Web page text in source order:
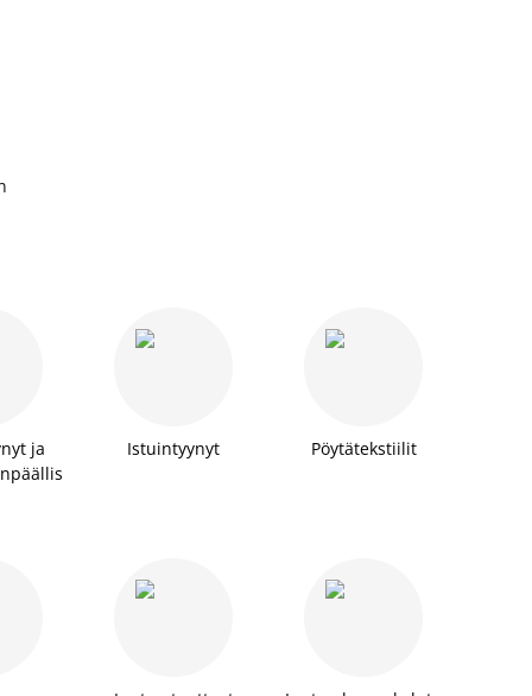
ja
Istuintyynyt Pöytätekstiilit